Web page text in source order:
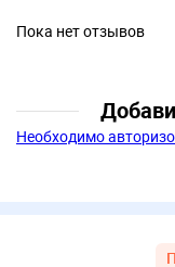
Пока нет отзывов
Необходимо